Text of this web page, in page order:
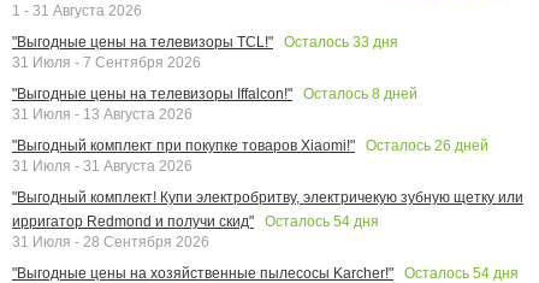
1 - 31 Августа 2026
"Выгодные цены на телевизоры TCL!"
Осталось 33 дня
31 Июля - 7 Сентября 2026
"Выгодные цены на телевизоры Iffalcon!"
Осталось 8 дней
31 Июля - 13 Августа 2026
"Выгодный комплект при покупке товаров Xiaomi!"
Осталось 26 дней
31 Июля - 31 Августа 2026
"Выгодный комплект! Купи электробритву, электричекую зубную щетку или
ирригатор Redmond и получи скид"
Осталось 54 дня
31 Июля - 28 Сентября 2026
"Выгодные цены на хозяйственные пылесосы Karcher!"
Осталось 54 дня